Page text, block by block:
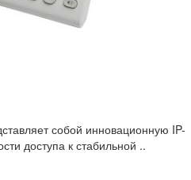
собой инновационную IP-
доступа к стабильной ..